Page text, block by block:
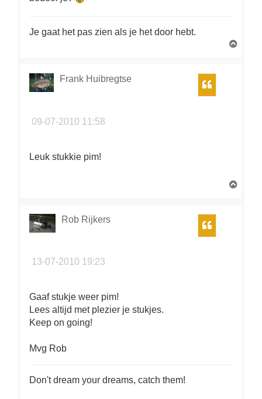
Je gaat het pas zien als je het door hebt.
Frank Huibregtse
Citeer
09-07-2010 11:58
Leuk stukkie pim!
Rob Rijkers
Citeer
13-07-2010 19:23
Gaaf stukje weer pim!
Lees altijd met plezier je stukjes.
Keep on going!
Mvg Rob
Don't dream your dreams, catch them!